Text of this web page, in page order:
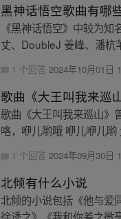
黑神话悟空歌曲有哪
《黑神话悟空》中较为
丈、DoubleJ 姜峰、潘杭
1 个回答 2024年10月01日
歌曲《大王叫我来巡
歌曲《大王叫我来巡山》
咯，咿儿哟哦 咿儿咿儿哟
1 个回答2024年09月30日
北倾有什么小说
北倾的小说包括《他与爱